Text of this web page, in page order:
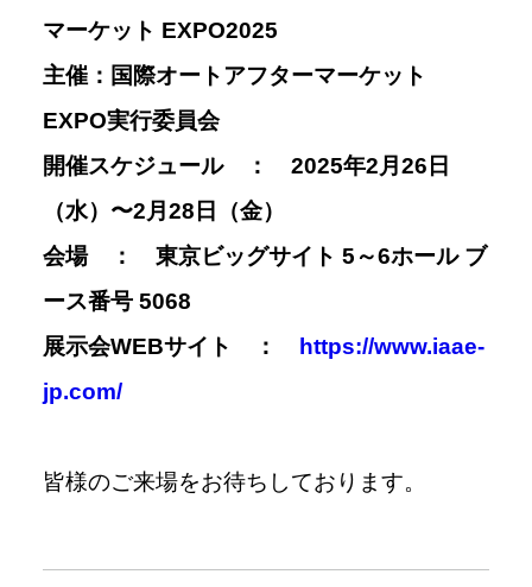
マーケット EXPO2025
主催： 国際オートアフターマーケット
EXPO実行委員会
開催スケジュール ： 2025年2⽉26⽇
（水）〜2月28⽇（金）
会場 ： 東京ビッグサイト 5～6ホール ブ
ース番号 5068
展示会WEBサイト ：
https://www.iaae-
jp.com/
皆様のご来場をお待ちしております。